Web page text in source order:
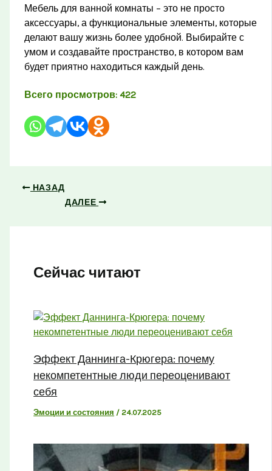
Мебель для ванной комнаты – это не просто
аксессуары, а функциональные элементы, которые
делают вашу жизнь более удобной. Выбирайте с
умом и создавайте пространство, в котором вам
будет приятно находиться каждый день.
Всего просмотров: 422
НАЗАД
ДАЛЕЕ
Сейчас читают
Эффект Даннинга-Крюгера: почему
некомпетентные люди переоценивают
себя
Эмоции и состояния /24.07.2025